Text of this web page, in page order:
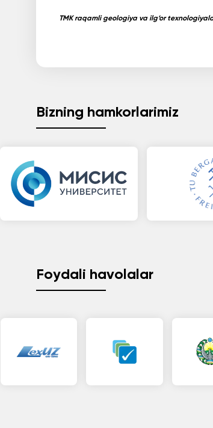
TMK raqamli geologiya va ilg‘or
Bizning hamkorlarimiz
Foydali havolalar